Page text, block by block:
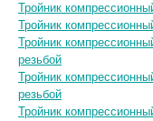
Тройник
Тройник
Тройник
резьбой
Тройник
резьбой
Тройник